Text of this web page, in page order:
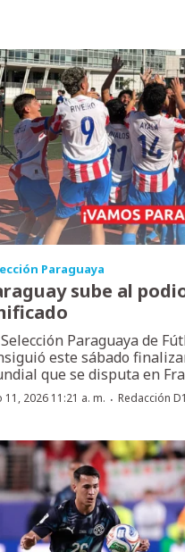
Paraguaya
sube al
Paraguaya de
este sábado
que se disputa en
11, 2026 11:21 a. m. · Redacción